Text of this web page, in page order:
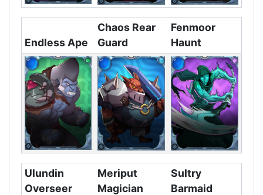
Endless Ape
Chaos Rear
Guard
Fenmoor
Haunt
Ulundin
Overseer
Meriput
Magician
Sultry
Barmaid